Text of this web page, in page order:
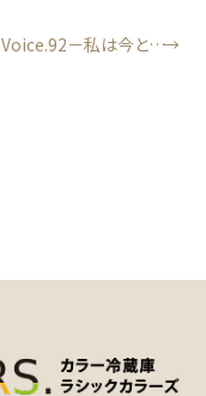
Voice.92－私は今とても